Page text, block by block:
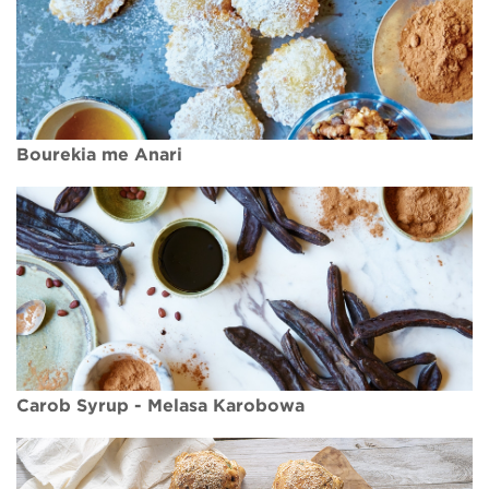
Bourekia me Anari
Carob Syrup - Melasa Karobowa